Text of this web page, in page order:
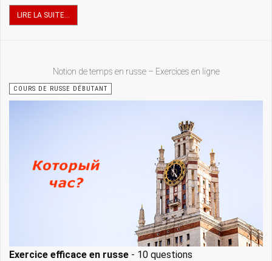
LIRE LA SUITE...
Notion de temps en russe – Exercices en ligne
COURS DE RUSSE DÉBUTANT
Exercice efficace en russe - 10 questions